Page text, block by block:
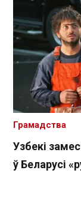
Узбекі
ў Беларусі
Грамадства